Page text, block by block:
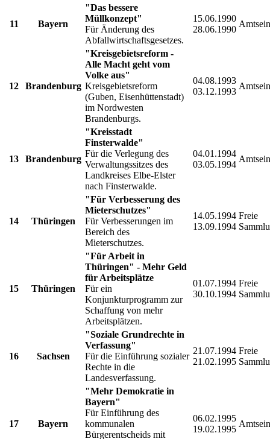
11 Bayern
"Das bessere
Müllkonzept"
Für Änderung des
Abfallwirtschaftsgesetzes.
15.06.1990
28.06.1990
12 Brandenburg
"Kreisgebietsreform -
Alle Macht geht vom
Volke aus"
Kreisgebietsreform
(Guben, Eisenhüttenstadt)
im Nordwesten
Brandenburgs.
04.08.1993
03.12.1993
13 Brandenburg
"Kreisstadt
Finsterwalde"
Für die Verlegung des
Verwaltungssitzes des
Landkreises Elbe-Elster
nach Finsterwalde.
04.01.1994
03.05.1994
14 Thüringen
"Für Verbesserung des
Mieterschutzes"
Für Verbesserungen im
Bereich des
Mieterschutzes.
14.05.1994
13.09.1994
Freie
15 Thüringen
"Für Arbeit in
Thüringen" - Mehr Geld
für Arbeitsplätze
Für ein
Konjunkturprogramm zur
Schaffung von mehr
Arbeitsplätzen.
01.07.1994
30.10.1994
Freie
16 Sachsen
"Soziale Grundrechte in
Verfassung"
Für die Einführung sozialer
Rechte in die
Landesverfassung.
21.07.1994
21.02.1995
Freie
17 Bayern
"Mehr Demokratie in
Bayern"
Für Einführung des
kommunalen
Bürgerentscheids mit
06.02.1995
19.02.1995